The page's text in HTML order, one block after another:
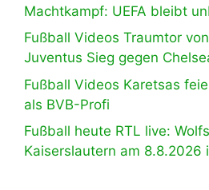
Machtkampf: UEFA bleibt
Fußball Videos Traumtor
Juventus Sieg gegen
Fußball Videos Karetsas
als BVB-Profi
Fußball heute RTL live:
Kaiserslautern am 8.8.2026